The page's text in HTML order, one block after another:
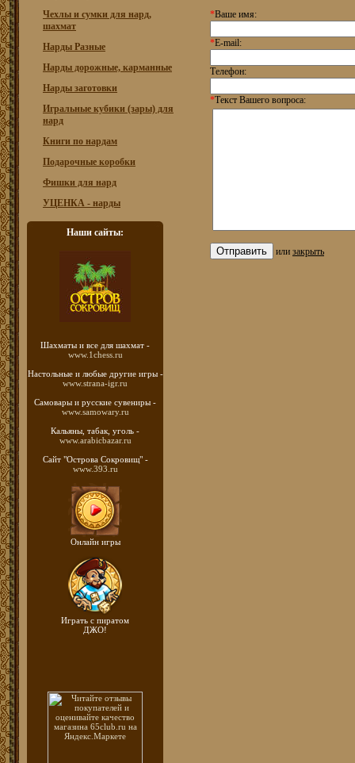
Чехлы и сумки для нард,
шахмат
Нарды Разные
Нарды дорожные, карманные
Нарды заготовки
Игральные кубики (зары) для
нард
Книги по нардам
Подарочные коробки
Фишки для нард
УЦЕНКА - нарды
Наши сайты:
Шахматы и все для шахмат -
www.1chess.ru
Настольные и любые другие игры -
www.strana-igr.ru
Самовары и русские сувениры -
www.samowary.ru
Кальяны, табак, уголь -
www.arabicbazar.ru
Сайт "Острова Сокровищ" -
www.393.ru
Онлайн игры
Играть с пиратом
ДЖО!
*Ваше имя:
*E-mail:
Телефон:
*Текст Вашего вопроса:
или закрыть